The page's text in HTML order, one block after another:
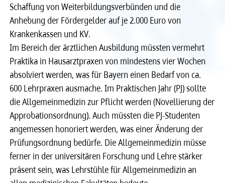
meineBLÄK
meineBLÄK
Schaffung von Weiterbildungsverbünden und die
Anhebung der Fördergelder auf je 2.000 Euro von
Krankenkassen und KV.
Im Bereich der ärztlichen Ausbildung müssten vermehrt
Praktika in Hausarztpraxen von mindestens vier Wochen
absolviert werden, was für Bayern einen Bedarf von ca.
600 Lehrpraxen ausmache. Im Praktischen Jahr (PJ) sollte
die Allgemeinmedizin zur Pflicht werden (Novellierung der
Approbationsordnung). Auch müssten die PJ-Studenten
angemessen honoriert werden, was einer Änderung der
Prüfungsordnung bedürfe. Die Allgemeinmedizin müsse
ferner in der universitären Forschung und Lehre stärker
präsent sein, was Lehrstühle für Allgemeinmedizin an